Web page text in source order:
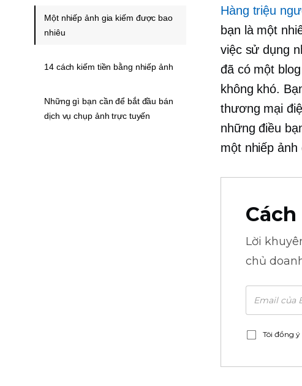
Hàng triệu
bạn là một
việc sử dụng
đã có một
không khó.
thương mại
những điều
một nhiếp ảnh
Lời
chủ
Tôi đồng
Một nhiếp ảnh gia kiếm được bao
nhiêu
14 cách kiếm tiền bằng nhiếp ảnh
Những gì bạn cần để bắt đầu bán
dịch vụ chụp ảnh trực tuyến